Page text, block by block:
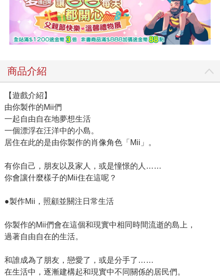
商品介紹
【遊戲介紹】
由你製作的Mii們
一起自由自在地夢想生活
一個漂浮在汪洋中的小島。
居住在此的是由你製作的肖像角色「Mii」。
有你自己，朋友以及家人，或是憧憬的人……
你會讓什麼樣子的Mii住在這呢？
●製作Mii，照顧並關注日常生活
你製作的Mii們會在這個和現實中相同時間流逝的島上，
過著自由自在的生活。
和誰成為了朋友，戀愛了，或是分手了……
在生活中，逐漸建構起和現實中不同關係的居民們。